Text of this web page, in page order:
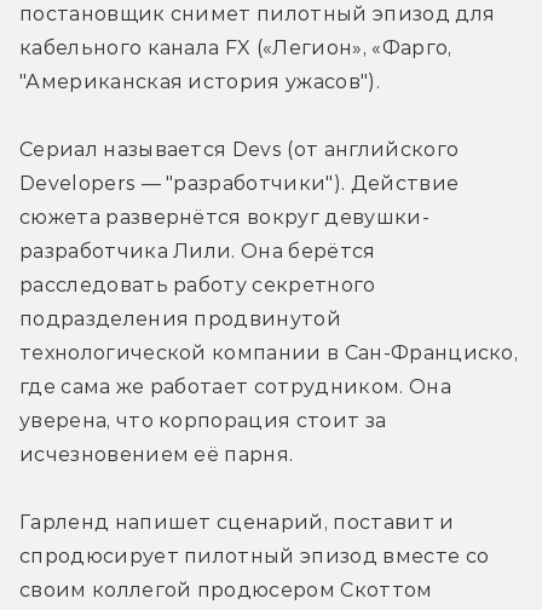
постановщик снимет пилотный эпизод для
кабельного канала FX («Легион», «Фарго,
"Американская история ужасов").
Сериал называется Devs (от английского
Developers — "разработчики"). Действие
сюжета развернётся вокруг девушки-
разработчика Лили. Она берётся
расследовать работу секретного
подразделения продвинутой
технологической компании в Сан-Франциско,
где сама же работает сотрудником. Она
уверена, что корпорация стоит за
исчезновением её парня.
Гарленд напишет сценарий, поставит и
спродюсирует пилотный эпизод вместе со
своим коллегой продюсером Скоттом